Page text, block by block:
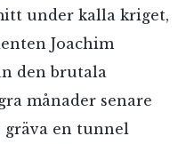
under kalla kriget,
Joachim
den brutala
månader senare
gräva en tunnel